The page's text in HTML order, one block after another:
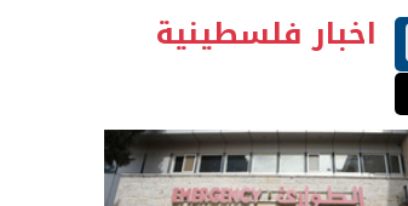
اخبار فلسطينية